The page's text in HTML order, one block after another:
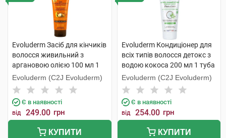
Evoluderm Засіб для кінчиків
волосся живильний з
аргановою олією 100 мл 1
туба
Evoluderm (C2J Evoluderm)
Є в наявності
від 249.00 грн
КУПИТИ
Evoluderm Кондиціонер для
всіх типів волосся детокс з
водою кокоса 200 мл 1 туба
Evoluderm (C2J Evoluderm)
Є в наявності
від 254.00 грн
КУПИТИ